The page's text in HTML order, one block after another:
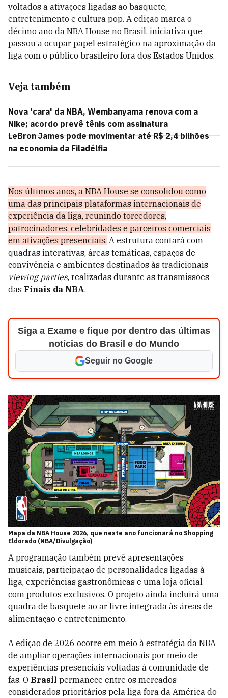
voltados a ativações ligadas ao basquete,
entretenimento e cultura pop. A edição marca o
décimo ano da NBA House no Brasil, iniciativa que
passou a ocupar papel estratégico na aproximação da
liga com o público brasileiro fora dos Estados Unidos.
Veja também
Nova 'cara' da NBA, Wembanyama renova com a
Nike; acordo prevê tênis com assinatura
LeBron James pode movimentar até R$ 2,4 bilhões
na economia da Filadélfia
Nos últimos anos, a NBA House se consolidou como
uma das principais plataformas internacionais de
experiência da liga, reunindo torcedores,
patrocinadores, celebridades e parceiros comerciais
em ativações presenciais. A estrutura contará com
quadras interativas, áreas temáticas, espaços de
convivência e ambientes destinados às tradicionais
viewing parties, realizadas durante as transmissões
das Finais da NBA.
Siga a Exame e fique por dentro das últimas
notícias do Brasil e do Mundo
Seguir no Google
Mapa da NBA House 2026, que neste ano funcionará no Shopping
Eldorado (NBA/Divulgação)
A programação também prevê apresentações
musicais, participação de personalidades ligadas à
liga, experiências gastronômicas e uma loja oficial
com produtos exclusivos. O projeto ainda incluirá uma
quadra de basquete ao ar livre integrada às áreas de
alimentação e entretenimento.
A edição de 2026 ocorre em meio à estratégia da NBA
de ampliar operações internacionais por meio de
experiências presenciais voltadas à comunidade de
fãs. O Brasil permanece entre os mercados
considerados prioritários pela liga fora da América do